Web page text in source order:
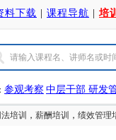
料下载 课程导航 |培
参观考察 中层干部 研发
培训 ， 薪酬培训 ， 绩效管理